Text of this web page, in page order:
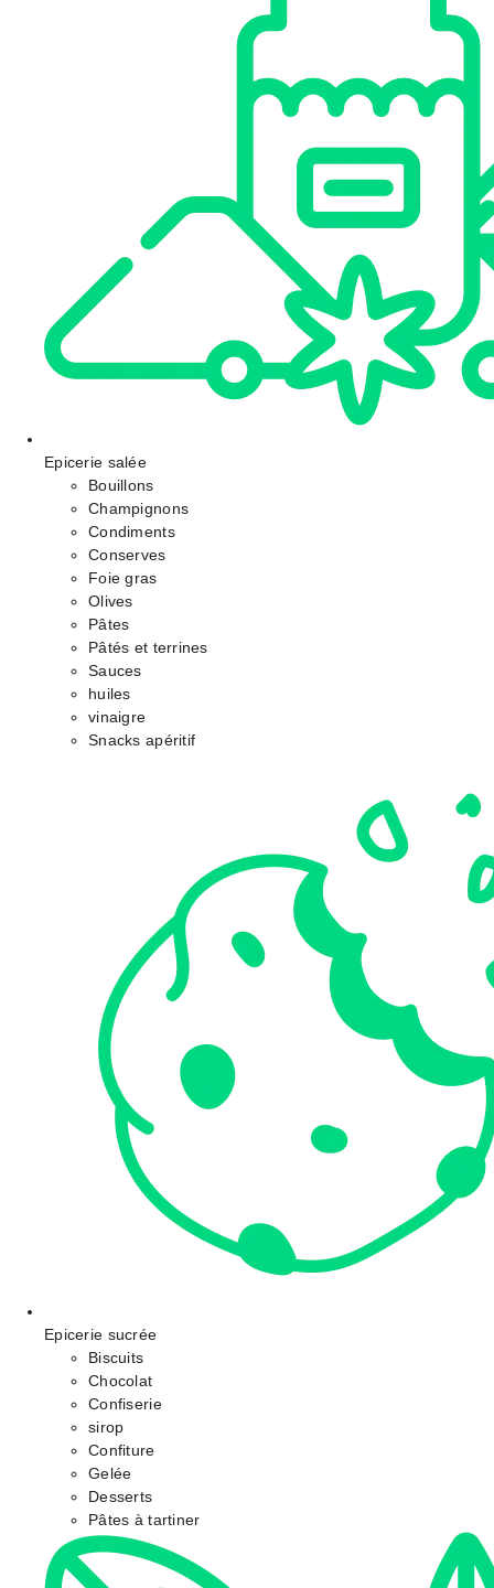
Epicerie salée
Bouillons
Champignons
Condiments
Conserves
Foie gras
Olives
Pâtes
Pâtés et terrines
Sauces
huiles
vinaigre
Snacks apéritif
Epicerie sucrée
Biscuits
Chocolat
Confiserie
sirop
Confiture
Gelée
Desserts
Pâtes à tartiner